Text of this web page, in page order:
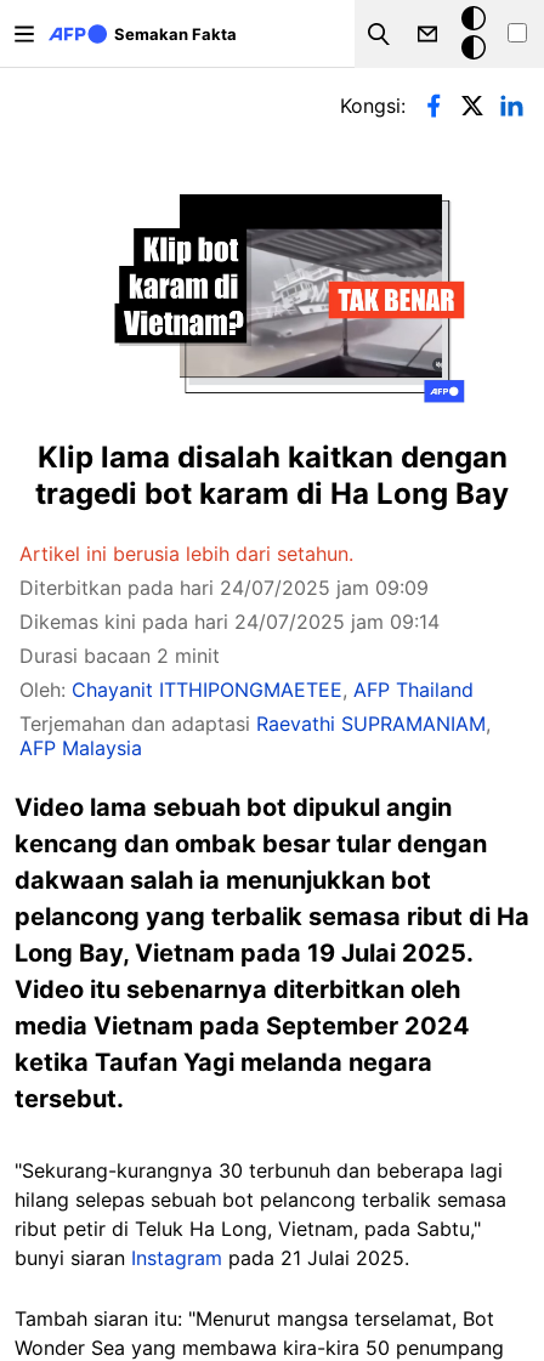
Semakan Fakta
Search
Mod
gelap
Tab-tab utama
Kongsi:
Klip lama disalah kaitkan dengan
tragedi bot karam di Ha Long Bay
Artikel ini berusia lebih dari setahun.
Diterbitkan pada hari 24/07/2025 jam 09:09
Dikemas kini pada hari 24/07/2025 jam 09:14
Durasi bacaan 2 minit
Oleh: Chayanit ITTHIPONGMAETEE, AFP Thailand
Terjemahan dan adaptasi Raevathi SUPRAMANIAM,
AFP Malaysia
Video lama sebuah bot dipukul angin
kencang dan ombak besar tular dengan
dakwaan salah ia menunjukkan bot
pelancong yang terbalik semasa ribut di Ha
Long Bay, Vietnam pada 19 Julai 2025.
Video itu sebenarnya diterbitkan oleh
media Vietnam pada September 2024
ketika Taufan Yagi melanda negara
tersebut.
"Sekurang-kurangnya 30 terbunuh dan beberapa lagi
hilang selepas sebuah bot pelancong terbalik semasa
ribut petir di Teluk Ha Long, Vietnam, pada Sabtu,"
bunyi siaran Instagram pada 21 Julai 2025.
Tambah siaran itu: "Menurut mangsa terselamat, Bot
Wonder Sea yang membawa kira-kira 50 penumpang